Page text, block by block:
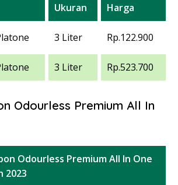
Ukuran Harga
3 Liter Rp.122.900
3 Liter Rp.523.700
Odourless Premium All In
Odourless Premium All In One
2023